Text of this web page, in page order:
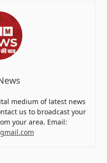
medium of latest news
us to broadcast your
your area. Email: